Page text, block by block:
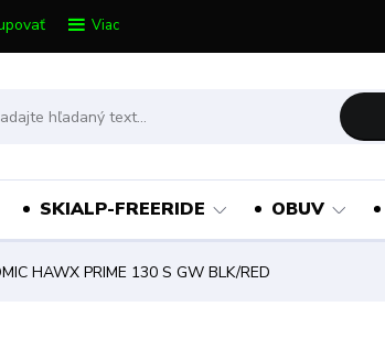
Viac
SKIALP-FREERIDE OBUV
HAWX PRIME 130 S GW BLK/RED